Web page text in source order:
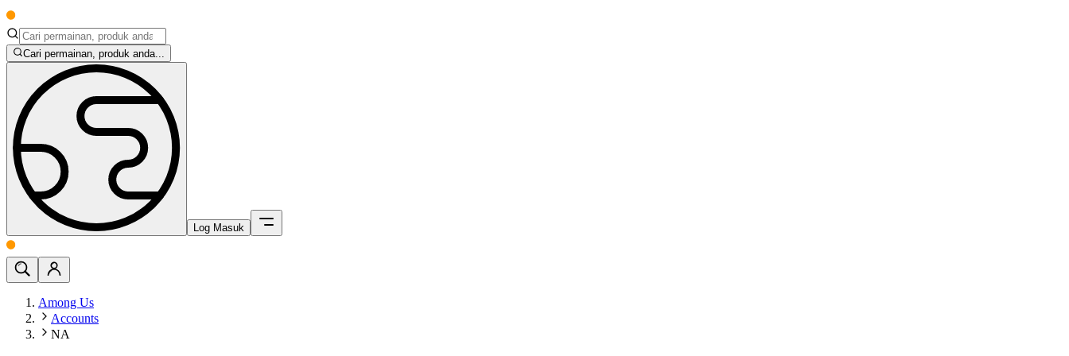
Cari permainan, produk anda...
Log Masuk
Among Us
Accounts
NA